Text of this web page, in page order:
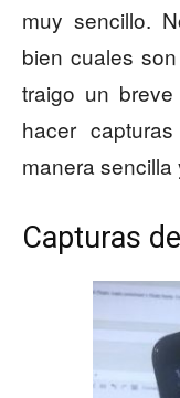
muy sencillo.
bien cuales
traigo un
hacer
manera sencilla
Capturas